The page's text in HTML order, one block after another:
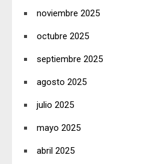
noviembre 2025
octubre 2025
septiembre 2025
agosto 2025
julio 2025
mayo 2025
abril 2025